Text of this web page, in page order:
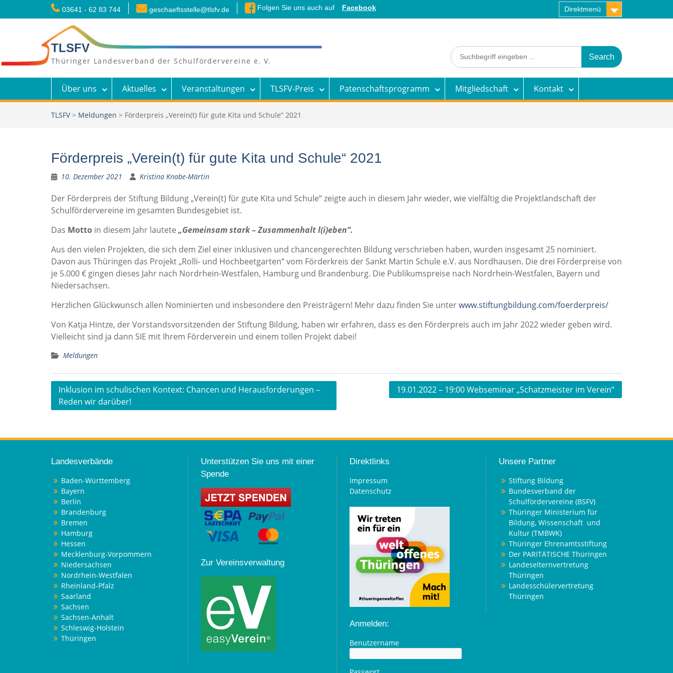
03641 - 62 83 744 geschaeftsstelle@tlsfv.de Folgen Sie uns auch auf Facebook Direktmenü
TLSFV
Thüringer Landesverband der Schulfördervereine e. V.
Search
for:
Über uns Aktuelles Veranstaltungen TLSFV-Preis Patenschaftsprogramm Mitgliedschaft Kontakt
TLSFV> Meldungen > Förderpreis „Verein(t) für gute Kita und Schule“ 2021
Förderpreis „Verein(t) für gute Kita und Schule“ 2021
10. Dezember 2021 Kristina Knabe-Märtin
Der Förderpreis der Stiftung Bildung „Verein(t) für gute Kita und Schule“ zeigte auch in diesem Jahr wieder, wie vielfältig die Projektlandschaft der
Schulfördervereine im gesamten Bundesgebiet ist.
Das Motto in diesem Jahr lautete „Gemeinsam stark – Zusammenhalt l(i)eben“.
Aus den vielen Projekten, die sich dem Ziel einer inklusiven und chancengerechten Bildung verschrieben haben, wurden insgesamt 25 nominiert.
Davon aus Thüringen das Projekt „Rolli- und Hochbeetgarten“ vom Förderkreis der Sankt Martin Schule e.V. aus Nordhausen. Die drei Förderpreise von
je 5.000 € gingen dieses Jahr nach Nordrhein-Westfalen, Hamburg und Brandenburg. Die Publikumspreise nach Nordrhein-Westfalen, Bayern und
Niedersachsen.
Herzlichen Glückwunsch allen Nominierten und insbesondere den Preisträgern! Mehr dazu finden Sie unterwww.stiftungbildung.com/foerderpreis/
Von Katja Hintze, der Vorstandsvorsitzenden der Stiftung Bildung, haben wir erfahren, dass es den Förderpreis auch im Jahr 2022 wieder geben wird.
Vielleicht sind ja dann SIE mit Ihrem Förderverein und einem tollen Projekt dabei!
Meldungen
Beitragsnavigation
Inklusion im schulischen Kontext: Chancen und Herausforderungen –
Reden wir darüber!
19.01.2022 – 19:00 Webseminar „Schatzmeister im Verein“
Landesverbände
Baden-Württemberg
Bayern
Berlin
Brandenburg
Bremen
Hamburg
Hessen
Mecklenburg-Vorpommern
Niedersachsen
Nordrhein-Westfalen
Rheinland-Pfalz
Saarland
Sachsen
Sachsen-Anhalt
Schleswig-Holstein
Thüringen
Unterstützen Sie uns mit einer
Spende
Zur Vereinsverwaltung
Direktlinks
Impressum
Datenschutz
Anmelden:
Benutzername
Unsere Partner
Stiftung Bildung
Bundesverband der
Schulfördervereine (BSFV)
Thüringer Ministerium für
Bildung, Wissenschaft und
Kultur (TMBWK)
Thüringer Ehrenamtsstiftung
Der PARITÄTISCHE Thüringen
Landeselternvertretung
Thüringen
Landesschülervertretung
Thüringen